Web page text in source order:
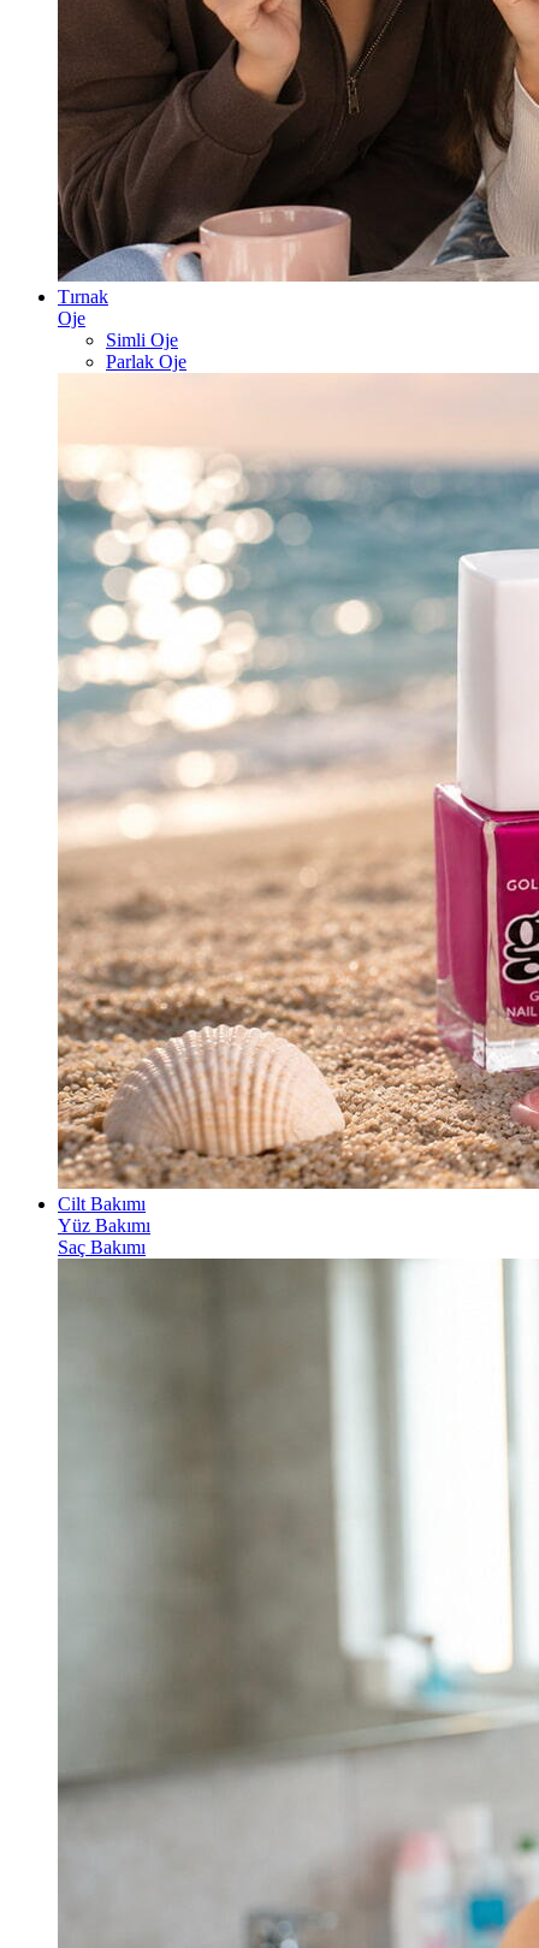
Tırnak
Oje
Simli Oje
Parlak Oje
Cilt Bakımı
Yüz Bakımı
Saç Bakımı